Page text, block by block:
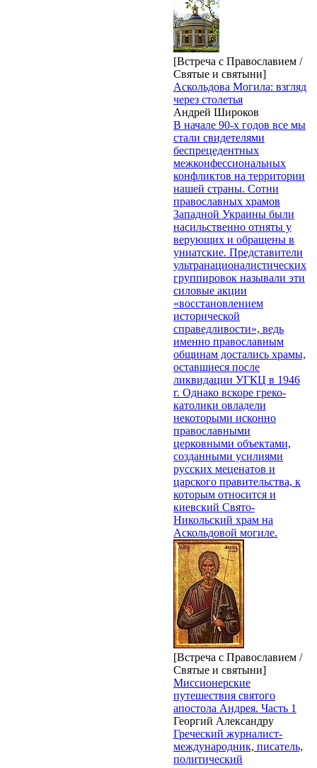
[Встреча с Православием /
Святые и святыни]
Аскольдова Могила: взгляд
через столетья
Андрей Широков
В начале 90-х годов все мы
стали свидетелями
беспрецедентных
межконфессиональных
конфликтов на территории
нашей страны. Сотни
православных храмов
Западной Украины были
насильственно отняты у
верующих и обращены в
униатские. Представители
ультранационалистических
группировок называли эти
силовые акции
«восстановлением
исторической
справедливости», ведь
именно православным
общинам достались храмы,
оставшиеся после
ликвидации УГКЦ в 1946
г. Однако вскоре греко-
католики овладели
некоторыми исконно
православными
церковными объектами,
созданными усилиями
русских меценатов и
царского правительства, к
которым относится и
киевский Свято-
Никольский храм на
Аскольдовой могиле.
[Встреча с Православием /
Святые и святыни]
Миссионерские
путешествия святого
апостола Андрея. Часть 1
Георгий Александру
Греческий журналист-
международник, писатель,
политический